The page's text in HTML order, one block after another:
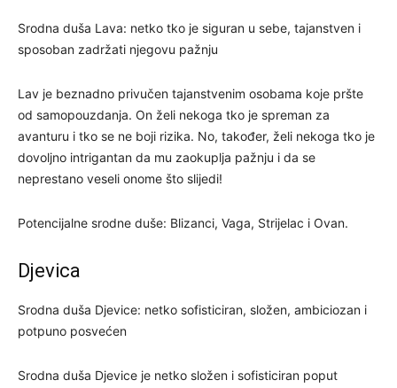
Srodna duša Lava: netko tko je siguran u sebe, tajanstven i
sposoban zadržati njegovu pažnju
Lav je beznadno privučen tajanstvenim osobama koje pršte
od samopouzdanja. On želi nekoga tko je spreman za
avanturu i tko se ne boji rizika. No, također, želi nekoga tko je
dovoljno intrigantan da mu zaokuplja pažnju i da se
neprestano veseli onome što slijedi!
Potencijalne srodne duše: Blizanci, Vaga, Strijelac i Ovan.
Djevica
Srodna duša Djevice: netko sofisticiran, složen, ambiciozan i
potpuno posvećen
Srodna duša Djevice je netko složen i sofisticiran poput